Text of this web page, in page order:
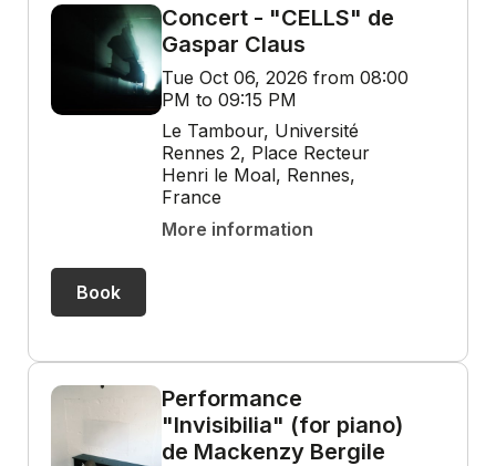
Concert - "CELLS" de
Gaspar Claus
Tue Oct 06, 2026 from 08:00
PM to 09:15 PM
Le Tambour, Université
Rennes 2, Place Recteur
Henri le Moal, Rennes,
France
More information
Book
Performance
"Invisibilia" (for piano)
de Mackenzy Bergile